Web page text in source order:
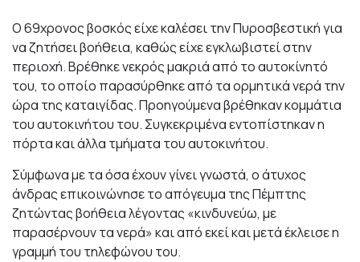
O 69χρονος βοσκός είχε καλέσει την Πυροσβεστική για
να ζητήσει βοήθεια, καθώς είχε εγκλωβιστεί στην
περιοχή. Βρέθηκε νεκρός μακριά από το αυτοκίνητό
του, το οποίο παρασύρθηκε από τα ορμητικά νερά την
ώρα της καταιγίδας. Προηγούμενα βρέθηκαν κομμάτια
του αυτοκινήτου του. Συγκεκριμένα εντοπίστηκαν η
πόρτα και άλλα τμήματα του αυτοκινήτου.
Σύμφωνα με τα όσα έχουν γίνει γνωστά, ο άτυχος
άνδρας επικοινώνησε το απόγευμα της Πέμπτης
ζητώντας βοήθεια λέγοντας «κινδυνεύω, με
παρασέρνουν τα νερά» και από εκεί και μετά έκλεισε η
γραμμή του τηλεφώνου του.